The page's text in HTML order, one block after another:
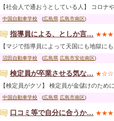
【社会人で通おうとしている人】 コロナ
中国自動車学校 (広島県 広島市南区)
指導員による、としか言…
【マジで指導員によって天国にも地獄に
沼田自動車学校 (広島県 広島市安佐南区)
検定員が卒業させる気な…
【検定員がクソ】 検定員が金儲けのため
中国自動車学校 (広島県 広島市南区)
口コミ等で自分に合うか…